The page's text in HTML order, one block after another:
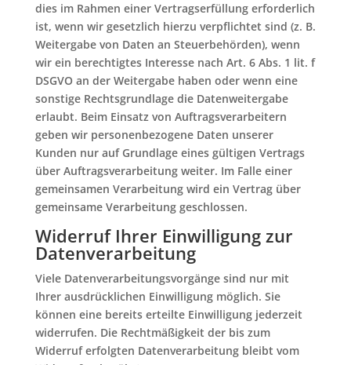
dies im Rahmen einer Vertragserfüllung erforderlich
ist, wenn wir gesetzlich hierzu verpflichtet sind (z. B.
Weitergabe von Daten an Steuerbehörden), wenn
wir ein berechtigtes Interesse nach Art. 6 Abs. 1 lit. f
DSGVO an der Weitergabe haben oder wenn eine
sonstige Rechtsgrundlage die Datenweitergabe
erlaubt. Beim Einsatz von Auftragsverarbeitern
geben wir personenbezogene Daten unserer
Kunden nur auf Grundlage eines gültigen Vertrags
über Auftragsverarbeitung weiter. Im Falle einer
gemeinsamen Verarbeitung wird ein Vertrag über
gemeinsame Verarbeitung geschlossen.
Widerruf Ihrer Einwilligung zur
Datenverarbeitung
Viele Datenverarbeitungsvorgänge sind nur mit
Ihrer ausdrücklichen Einwilligung möglich. Sie
können eine bereits erteilte Einwilligung jederzeit
widerrufen. Die Rechtmäßigkeit der bis zum
Widerruf erfolgten Datenverarbeitung bleibt vom